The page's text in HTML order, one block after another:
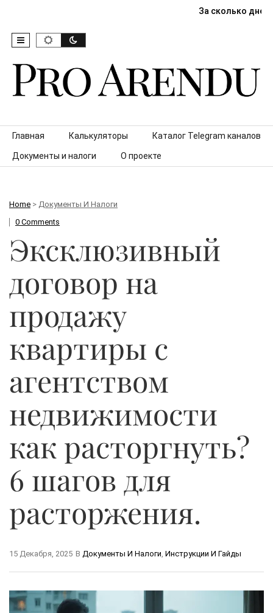
За сколько дней
Skip to content
Главная Калькуляторы Каталог Telegram каналов
Документы и налоги О проекте
Home > Документы И Налоги
0 Comments
Эксклюзивный
договор на
продажу
квартиры с
агентством
недвижимости
как расторгнуть?
6 шагов для
расторжения.
В Документы И Налоги Инструкции И Гайды
15 Декабря, 2025